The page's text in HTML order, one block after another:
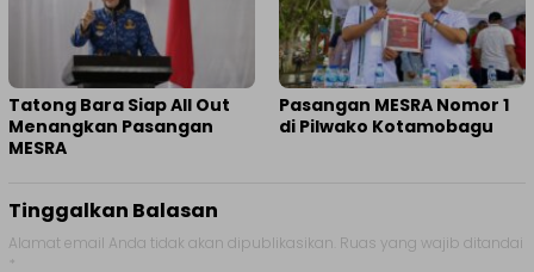
Tatong Bara Siap All Out
Menangkan Pasangan
MESRA
Pasangan MESRA Nomor 1
di Pilwako Kotamobagu
Tinggalkan Balasan
Alamat email Anda tidak akan dipublikasikan. Ruas yang wajib ditandai
*